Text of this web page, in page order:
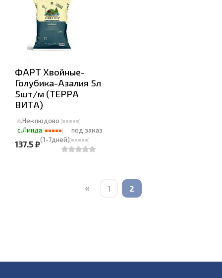
ФАРТ Хвойные-
Голубика-Азалия 5л
5шт/м (ТЕРРА
ВИТА)
п.Неклюдово
с.Линда
под заказ
(1-7дней)
137.5 ₽
« 1 2